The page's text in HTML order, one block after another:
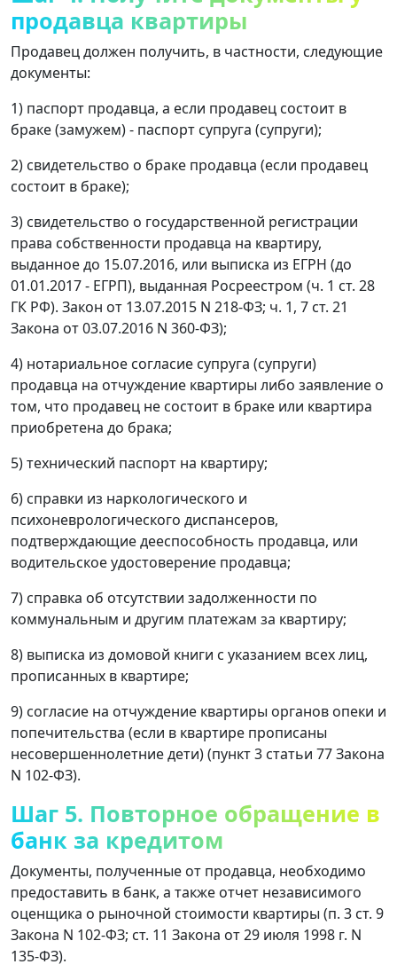
продавца квартиры
Продавец должен получить, в частности, следующие
документы:
1) паспорт продавца, а если продавец состоит в
браке (замужем) - паспорт супруга (супруги);
2) свидетельство о браке продавца (если продавец
состоит в браке);
3) свидетельство о государственной регистрации
права собственности продавца на квартиру,
выданное до 15.07.2016, или выписка из ЕГРН (до
01.01.2017 - ЕГРП), выданная Росреестром (ч. 1 ст. 28
ГК РФ). Закон от 13.07.2015 N 218-ФЗ; ч. 1, 7 ст. 21
Закона от 03.07.2016 N 360-ФЗ);
4) нотариальное согласие супруга (супруги)
продавца на отчуждение квартиры либо заявление о
том, что продавец не состоит в браке или квартира
приобретена до брака;
5) технический паспорт на квартиру;
6) справки из наркологического и
психоневрологического диспансеров,
подтверждающие дееспособность продавца, или
водительское удостоверение продавца;
7) справка об отсутствии задолженности по
коммунальным и другим платежам за квартиру;
8) выписка из домовой книги с указанием всех лиц,
прописанных в квартире;
9) согласие на отчуждение квартиры органов опеки и
попечительства (если в квартире прописаны
несовершеннолетние дети) (пункт 3 статьи 77 Закона
N 102-ФЗ).
Шаг 5. Повторное обращение в
банк за кредитом
Документы, полученные от продавца, необходимо
предоставить в банк, а также отчет независимого
оценщика о рыночной стоимости квартиры (п. 3 ст. 9
Закона N 102-ФЗ; ст. 11 Закона от 29 июля 1998 г. N
135-ФЗ).